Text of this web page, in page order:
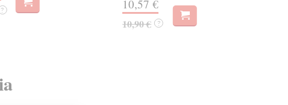
? 10,57 €
10,90 € ?